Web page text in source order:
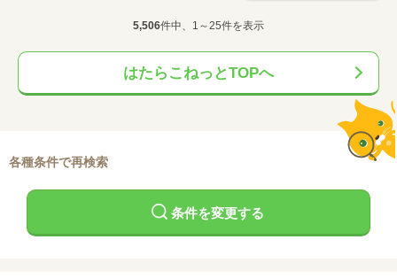
5,506件中、1～25件を表示
はたらこねっとTOPへ
各種条件で再検索
条件を変更する